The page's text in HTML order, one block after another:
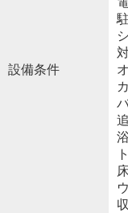
設備条件